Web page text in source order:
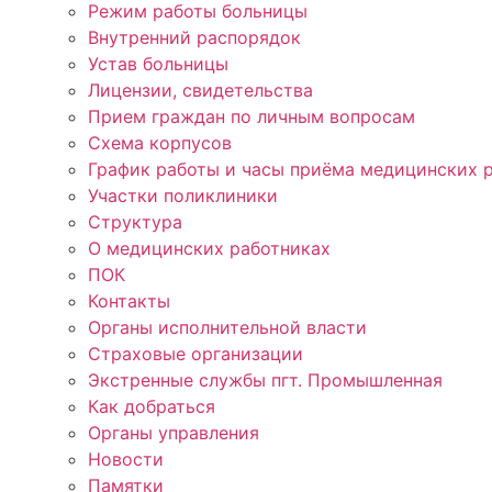
Режим работы больницы
Внутренний распорядок
Устав больницы
Лицензии, свидетельства
Прием граждан по личным вопросам
Схема корпусов
График работы и часы приёма медицинских
Участки поликлиники
Структура
О медицинских работниках
ПОК
Контакты
Органы исполнительной власти
Страховые организации
Экстренные службы пгт. Промышленная
Как добраться
Органы управления
Новости
Памятки